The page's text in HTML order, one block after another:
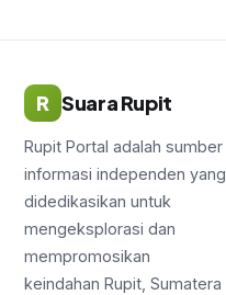
R Suara Rupit
Rupit Portal adalah sumber
informasi independen yang
didedikasikan untuk
mengeksplorasi dan
mempromosikan
keindahan Rupit, Sumatera